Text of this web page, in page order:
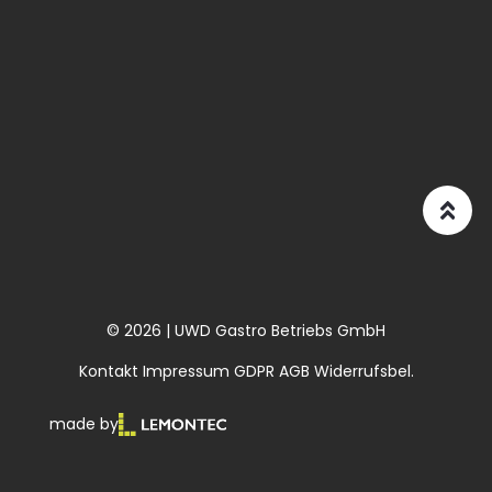
© 2026 | UWD Gastro Betriebs GmbH
Kontakt Impressum GDPR AGB Widerrufsbel.
made by